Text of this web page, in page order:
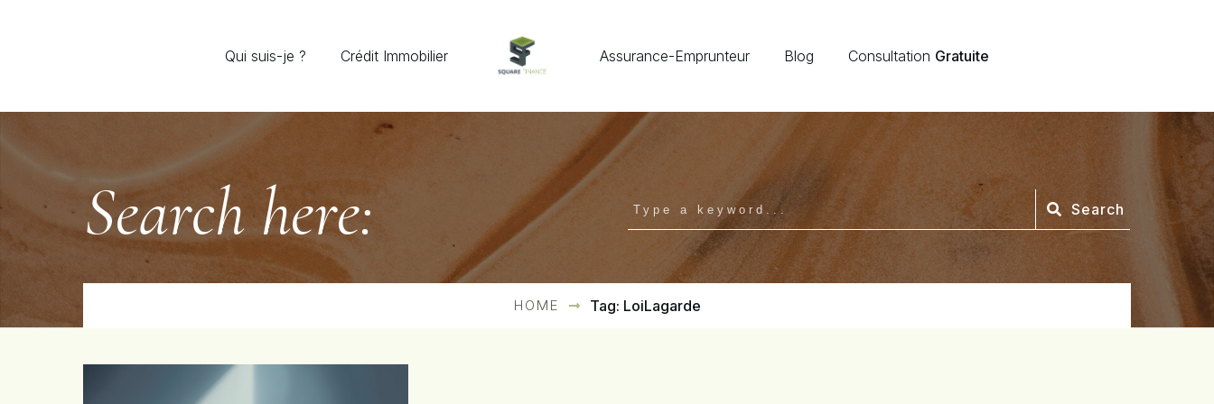
Qui suis-je ? Crédit Immobilier Assurance-Emprunteur Blog Consultation Gratuite
Search here: Search
HOME Tag: LoiLagarde